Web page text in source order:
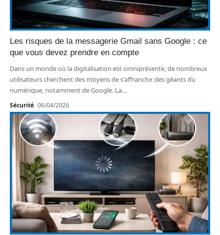
Les risques de la messagerie Gmail sans Google : ce
que vous devez prendre en compte
Dans un monde où la digitalisation est omniprésente, de nombreux
utilisateurs cherchent des moyens de s'affranchir des géants du
numérique, notamment de Google. La…
Sécurité 06/04/2026